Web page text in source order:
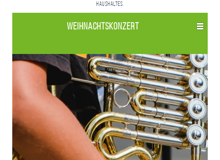
Haushaltes.
Weihnachts­konzert